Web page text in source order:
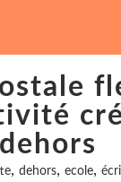
dehors
, dehors, ecole,